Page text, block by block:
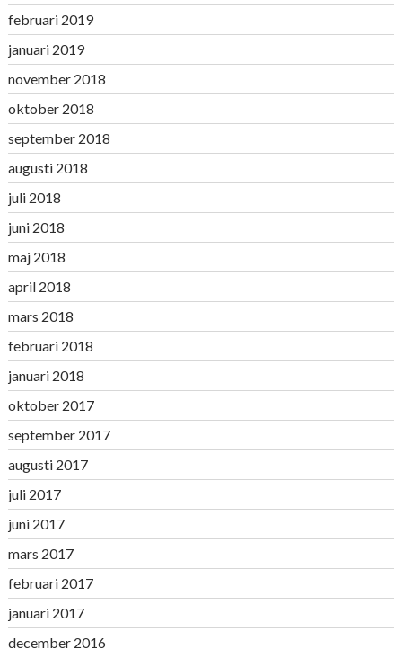
februari 2019
januari 2019
november 2018
oktober 2018
september 2018
augusti 2018
juli 2018
juni 2018
maj 2018
april 2018
mars 2018
februari 2018
januari 2018
oktober 2017
september 2017
augusti 2017
juli 2017
juni 2017
mars 2017
februari 2017
januari 2017
december 2016